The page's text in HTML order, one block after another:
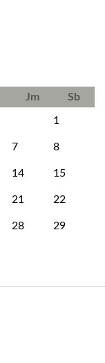
Jm Sb
1
7 8
14 15
21 22
28 29